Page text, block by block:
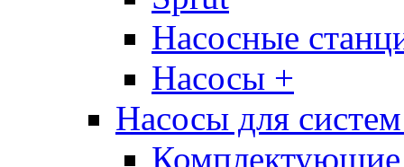
Насосные
Насосы +
Насосы для
Комплектующие